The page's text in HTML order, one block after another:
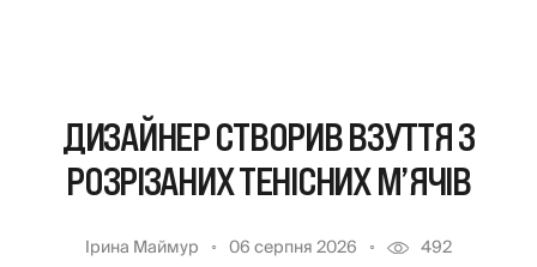
ДИЗАЙНЕР СТВОРИВ ВЗУТТЯ З
РОЗРІЗАНИХ ТЕНІСНИХ М’ЯЧІВ
Ірина Маймур 06 серпня 2026 492